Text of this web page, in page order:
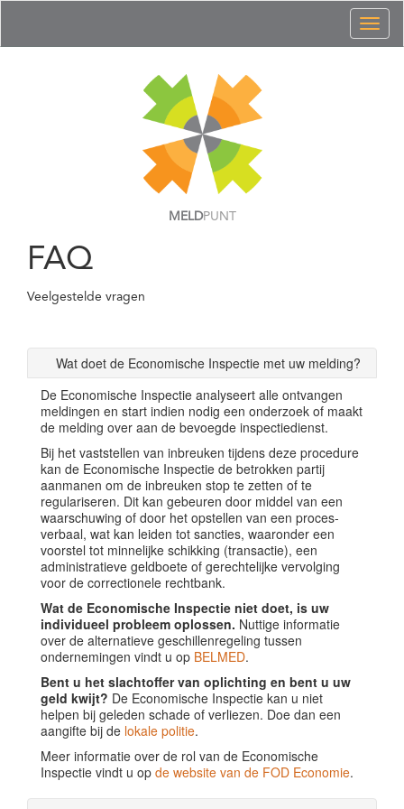
MELDPUNT
FAQ
Veelgestelde vragen
Wat doet de Economische Inspectie met uw melding?
De Economische Inspectie analyseert alle ontvangen
meldingen en start indien nodig een onderzoek of maakt
de melding over aan de bevoegde inspectiedienst.
Bij het vaststellen van inbreuken tijdens deze procedure
kan de Economische Inspectie de betrokken partij
aanmanen om de inbreuken stop te zetten of te
regulariseren. Dit kan gebeuren door middel van een
waarschuwing of door het opstellen van een proces-
verbaal, wat kan leiden tot sancties, waaronder een
voorstel tot minnelijke schikking (transactie), een
administratieve geldboete of gerechtelijke vervolging
voor de correctionele rechtbank.
Wat de Economische Inspectie niet doet, is uw
individueel probleem oplossen. Nuttige informatie
over de alternatieve geschillenregeling tussen
ondernemingen vindt u op BELMED.
Bent u het slachtoffer van oplichting en bent u uw
geld kwijt? De Economische Inspectie kan u niet
helpen bij geleden schade of verliezen. Doe dan een
aangifte bij de lokale politie.
Meer informatie over de rol van de Economische
Inspectie vindt u op de website van de FOD Economie.